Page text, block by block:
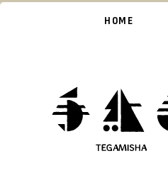
HOME